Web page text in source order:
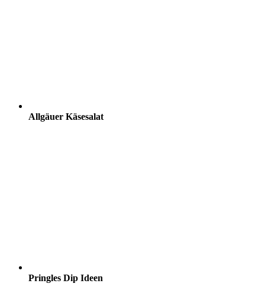
Allgäuer Käsesalat
Pringles Dip Ideen